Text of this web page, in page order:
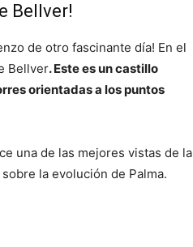
Bellver!
de otro fascinante día! En el
Bellver. Este es un castillo
orientadas a los puntos
una de las mejores vistas de la
la evolución de Palma.